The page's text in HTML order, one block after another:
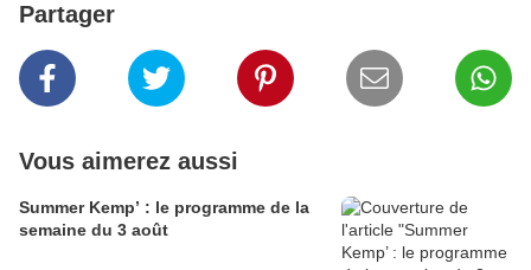
Partager
Vous aimerez aussi
Summer Kemp’ : le programme de la
semaine du 3 août